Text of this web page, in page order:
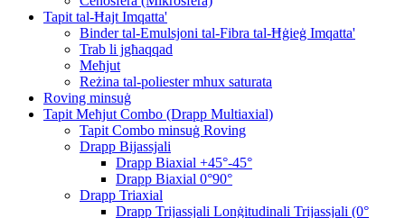
Tapit tal-Ħajt Imqatta'
Binder tal-Emulsjoni tal-Fibra tal-Ħġieġ Imqatta'
Trab li jgħaqqad
Meħjut
Reżina tal-poliester mhux saturata
Roving minsuġ
Tapit Meħjut Combo (Drapp Multiaxial)
Tapit Combo minsuġ Roving
Drapp Bijassjali
Drapp Biaxial +45°-45°
Drapp Biaxial 0°90°
Drapp Triaxial
Drapp Trijassjali Lonġitudinali Trijassjali (0°